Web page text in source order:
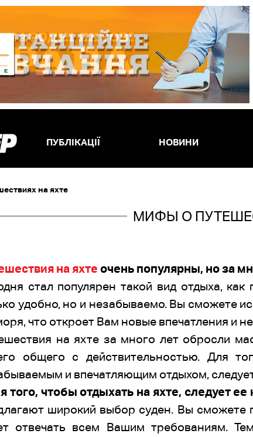
ПУБЛІКАЦІЇ НОВИНИ
на яхте
МИФЫ О
на яхте очень популярны, но за
стал популярен такой вид отдыха,
удобно, но и незабываемо. Вы сможете
что откроет Вам новые впечатления и
на яхте за много лет обросли
общего с действительностью. Для
и впечатляющим отдыхом,
того, чтобы отдыхать на яхте, следует ее
широкий выбор суден. Вы сможете
отвечать всем Вашим требованиям.